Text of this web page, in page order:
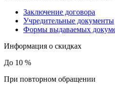
Заключение договора
Учредительные документы
Формы выдаваемых
Информация о скидках
До 10 %
При повторном обращении